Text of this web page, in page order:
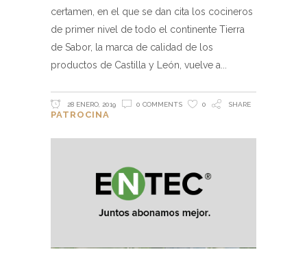
certamen, en el que se dan cita los cocineros
de primer nivel de todo el continente Tierra
de Sabor, la marca de calidad de los
productos de Castilla y León, vuelve a
28 ENERO, 2019 0 COMMENTS 0 SHARE
PATROCINA